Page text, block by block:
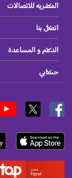
المصريه للاتصالات
اتصل بنا
الدعم و المساعدة
حسابي